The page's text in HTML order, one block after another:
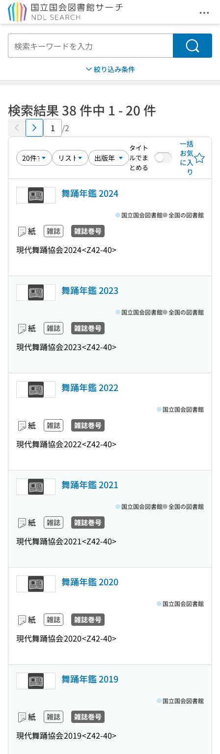
メ
検索
絞り込み条件
検索結果 38 件中 1 - 20 件
/2
タイト
ルでま
とめる
一括
お気
に入
り
舞踊年鑑 2024
紙 雑誌 雑誌巻号
現代舞踊協会2024<Z42-40>
国立国会図書館 全国の図書館
舞踊年鑑 2023
紙 雑誌 雑誌巻号
現代舞踊協会2023<Z42-40>
国立国会図書館 全国の図書館
舞踊年鑑 2022
紙 雑誌 雑誌巻号
現代舞踊協会2022<Z42-40>
国立国会図書館
舞踊年鑑 2021
紙 雑誌 雑誌巻号
現代舞踊協会2021<Z42-40>
国立国会図書館 全国の図書館
舞踊年鑑 2020
紙 雑誌 雑誌巻号
現代舞踊協会2020<Z42-40>
国立国会図書館
舞踊年鑑 2019
紙 雑誌 雑誌巻号
現代舞踊協会2019<Z42-40>
国立国会図書館